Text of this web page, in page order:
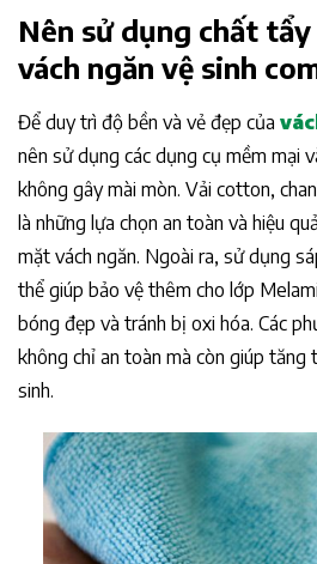
Nên sử dụng chất
vách ngăn vệ sinh
Để duy trì độ bền và vẻ đẹp của
nên sử dụng các dụng cụ mềm mại
không gây mài mòn. Vải cotton,
là những lựa chọn an toàn và hiệu
mặt vách ngăn. Ngoài ra, sử dụng
thể giúp bảo vệ thêm cho lớp
bóng đẹp và tránh bị oxi hóa. Các
không chỉ an toàn mà còn giúp tăng
sinh.